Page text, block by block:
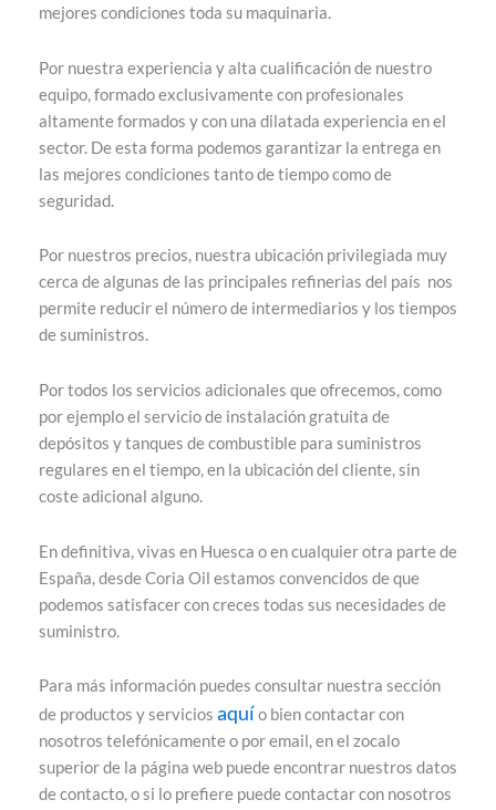
mejores condiciones toda su maquinaria.
Por nuestra experiencia y alta cualificación de nuestro
equipo, formado exclusivamente con profesionales
altamente formados y con una dilatada experiencia en el
sector. De esta forma podemos garantizar la entrega en
las mejores condiciones tanto de tiempo como de
seguridad.
Por nuestros precios, nuestra ubicación privilegiada muy
cerca de algunas de las principales refinerias del país nos
permite reducir el número de intermediarios y los tiempos
de suministros.
Por todos los servicios adicionales que ofrecemos, como
por ejemplo el servicio de instalación gratuita de
depósitos y tanques de combustible para suministros
regulares en el tiempo, en la ubicación del cliente, sin
coste adicional alguno.
En definitiva, vivas en Huesca o en cualquier otra parte de
España, desde Coria Oil estamos convencidos de que
podemos satisfacer con creces todas sus necesidades de
suministro.
Para más información puedes consultar nuestra sección
de productos y servicios aquí o bien contactar con
nosotros telefónicamente o por email, en el zocalo
superior de la página web puede encontrar nuestros datos
de contacto, o si lo prefiere puede contactar con nosotros